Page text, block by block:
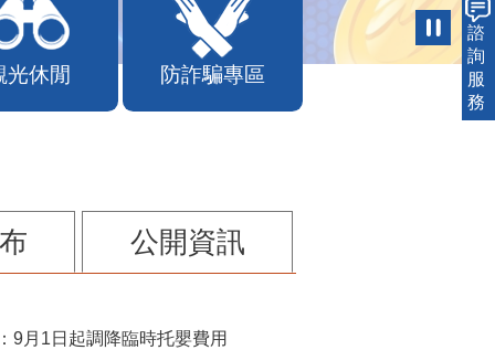
光休閒 防詐騙專區
公開資訊
9月1日起調降臨時托嬰費用
諮
詢
服
務